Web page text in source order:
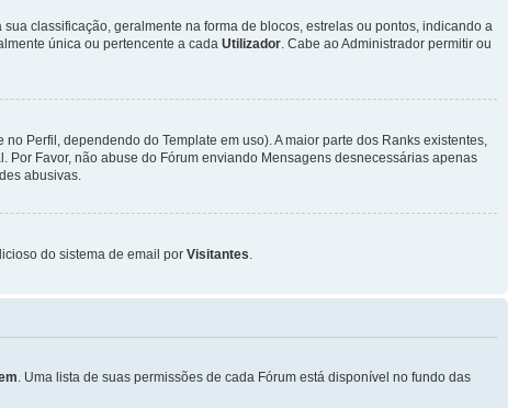
classificação, geralmente na forma de blocos, estrelas ou pontos, indicando a
única ou pertencente a cada Utilizador. Cabe ao Administrador permitir ou
Perfil, dependendo do Template em uso). A maior parte dos Ranks existentes,
Favor, não abuse do Fórum enviando Mensagens desnecessárias apenas
abusivas.
do sistema de email por Visitantes.
. Uma lista de suas permissões de cada Fórum está disponível no fundo das